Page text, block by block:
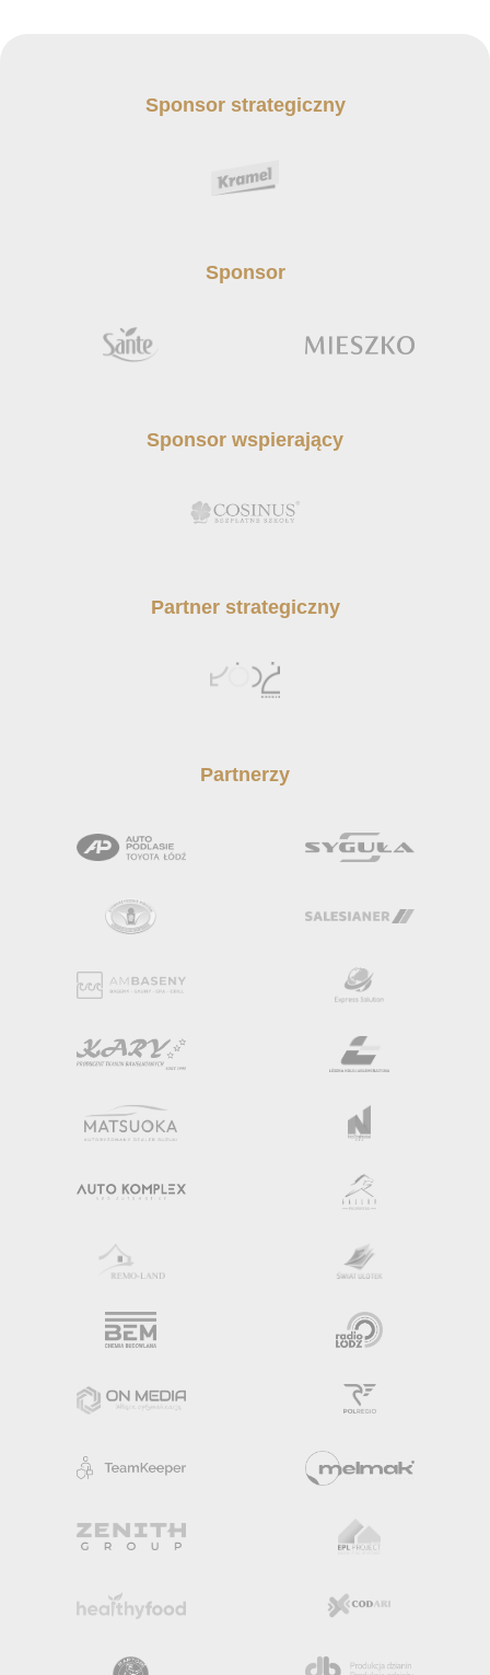
Sponsor strategiczny
Sponsor
Sponsor wspierający
Partner strategiczny
Partnerzy